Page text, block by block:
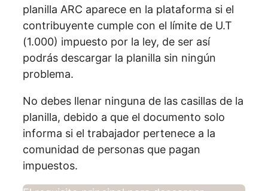
planilla ARC aparece en la plataforma si el
contribuyente cumple con el límite de U.T
(1.000) impuesto por la ley, de ser así
podrás descargar la planilla sin ningún
problema.
No debes llenar ninguna de las casillas de la
planilla, debido a que el documento solo
informa si el trabajador pertenece a la
comunidad de personas que pagan
impuestos.